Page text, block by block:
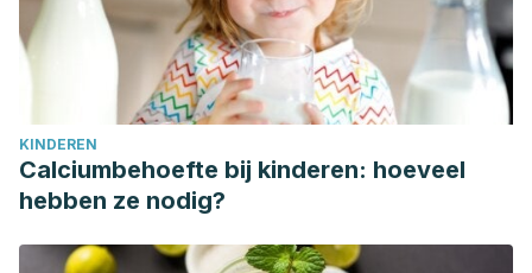
KINDEREN
Calciumbehoefte bij kinderen: hoeveel
hebben ze nodig?